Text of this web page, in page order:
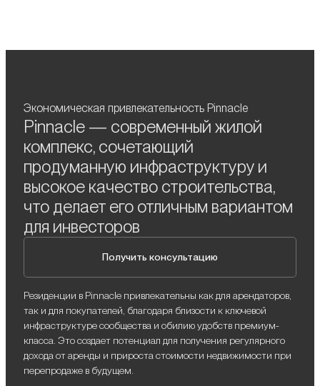
Экономическая привлекательность Pinnacle
Pinnacle — современный жилой
комплекс, сочетающий
продуманную инфраструктуру и
высокое качество строительства,
что делает его отличным вариантом
для инвесторов
Получить консультацию
Резиденции в Pinnacle привлекательны как для арендаторов,
так и для покупателей, благодаря близости к ключевой
инфраструктуре сообщества и обилию удобств премиум-
класса. Это создает потенциал для получения регулярного
дохода от аренды и прироста стоимости недвижимости при
перепродаже в будущем.